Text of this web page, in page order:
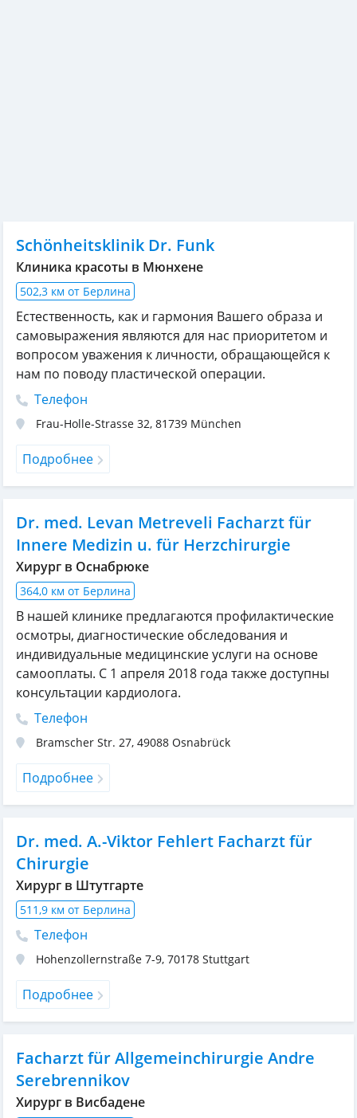
Schönheitsklinik Dr. Funk
Клиника красоты в Мюнхене
502,3 км от Берлина
Естественность, как и гармония Вашего образа и
самовыражения являются для нас приоритетом и
вопросом уважения к личности, обращающейся к
нам по поводу пластической операции.
Телефон
Frau-Holle-Strasse 32, 81739 München
Подробнее
Dr. med. Levan Metreveli Facharzt für
Innere Medizin u. für Herzchirurgie
Хирург в Оснабрюке
364,0 км от Берлина
В нашей клинике предлагаются профилактические
осмотры, диагностические обследования и
индивидуальные медицинские услуги на основе
самооплаты. С 1 апреля 2018 года также доступны
консультации кардиолога.
Телефон
Bramscher Str. 27, 49088 Osnabrück
Подробнее
Dr. med. A.-Viktor Fehlert Facharzt für
Chirurgie
Хирург в Штутгарте
511,9 км от Берлина
Телефон
Hohenzollernstraße 7-9, 70178 Stuttgart
Подробнее
Facharzt für Allgemeinchirurgie Andre
Serebrennikov
Хирург в Висбадене